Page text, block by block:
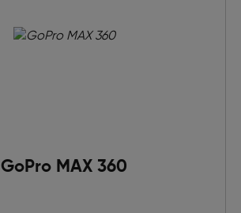
GoPro MAX 360